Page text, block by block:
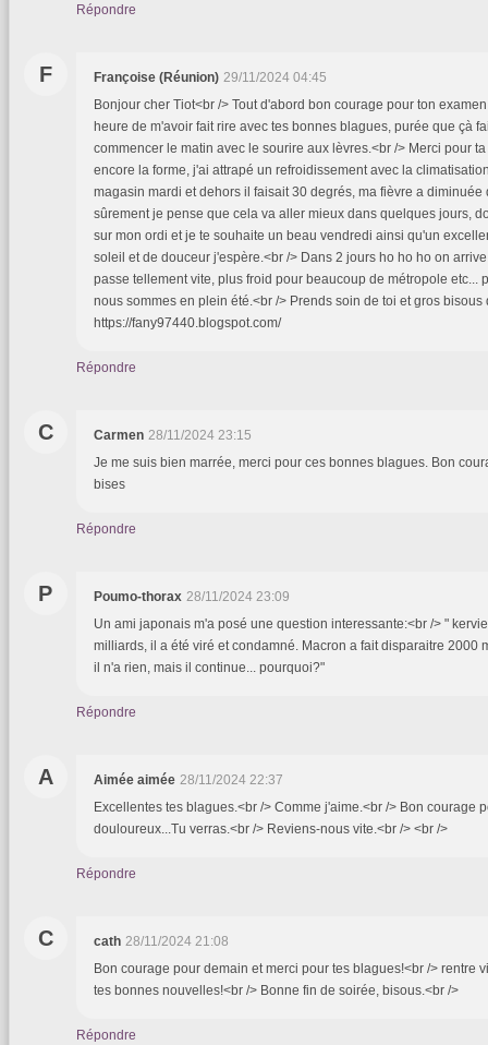
Répondre
F Françoise (Réunion) 29/11/2024 04:45
Bonjour cher Tiot<br /> Tout d'abord bon courage pour ton
heure de m'avoir fait rire avec tes bonnes blagues, purée que çà
commencer le matin avec le sourire aux lèvres.<br /> Merci pour
encore la forme, j'ai attrapé un refroidissement avec la
magasin mardi et dehors il faisait 30 degrés, ma fièvre a diminuée
sûrement je pense que cela va aller mieux dans quelques jours,
sur mon ordi et je te souhaite un beau vendredi ainsi qu'un
soleil et de douceur j'espère.<br /> Dans 2 jours ho ho ho on
passe tellement vite, plus froid pour beaucoup de métropole etc...
nous sommes en plein été.<br /> Prends soin de toi et gros bisous
https://fany97440.blogspot.com/
Répondre
C Carmen 28/11/2024 23:15
Je me suis bien marrée, merci pour ces bonnes blagues. Bon
bises
Répondre
P Poumo-thorax 28/11/2024 23:09
Un ami japonais m'a posé une question interessante:<br /> "
milliards, il a été viré et condamné. Macron a fait disparaitre 2000
il n'a rien, mais il continue... pourquoi?"
Répondre
A Aimée aimée 28/11/2024 22:37
Excellentes tes blagues.<br /> Comme j'aime.<br /> Bon courage
douloureux...Tu verras.<br /> Reviens-nous vite.<br /> <br />
Répondre
C cath 28/11/2024 21:08
Bon courage pour demain et merci pour tes blagues!<br /> rentre
tes bonnes nouvelles!<br /> Bonne fin de soirée, bisous.<br />
Répondre